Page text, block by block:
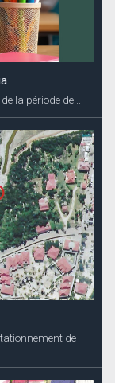
la période de...
de